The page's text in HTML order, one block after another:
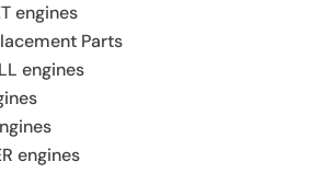
engines
Parts
engines
engines